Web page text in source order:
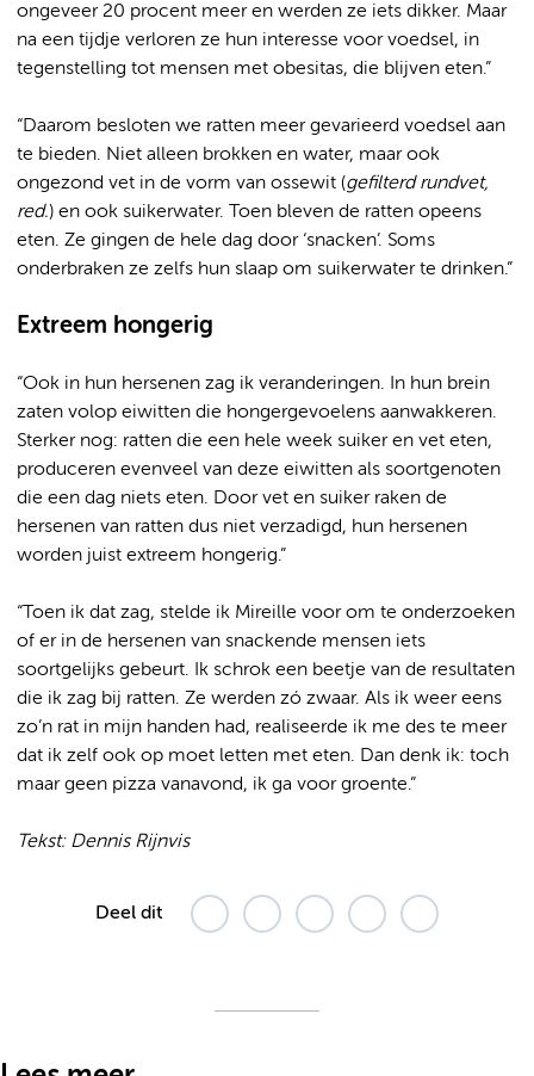
ongeveer 20 procent meer en werden ze iets dikker. Maar
na een tijdje verloren ze hun interesse voor voedsel, in
tegenstelling tot mensen met obesitas, die blijven eten.”
“Daarom besloten we ratten meer gevarieerd voedsel aan
te bieden. Niet alleen brokken en water, maar ook
ongezond vet in de vorm van ossewit (gefilterd rundvet,
red.) en ook suikerwater. Toen bleven de ratten opeens
eten. Ze gingen de hele dag door ‘snacken’. Soms
onderbraken ze zelfs hun slaap om suikerwater te drinken.”
Extreem hongerig
“Ook in hun hersenen zag ik veranderingen. In hun brein
zaten volop eiwitten die hongergevoelens aanwakkeren.
Sterker nog: ratten die een hele week suiker en vet eten,
produceren evenveel van deze eiwitten als soortgenoten
die een dag niets eten. Door vet en suiker raken de
hersenen van ratten dus niet verzadigd, hun hersenen
worden juist extreem hongerig.”
“Toen ik dat zag, stelde ik Mireille voor om te onderzoeken
of er in de hersenen van snackende mensen iets
soortgelijks gebeurt. Ik schrok een beetje van de resultaten
die ik zag bij ratten. Ze werden zó zwaar. Als ik weer eens
zo’n rat in mijn handen had, realiseerde ik me des te meer
dat ik zelf ook op moet letten met eten. Dan denk ik: toch
maar geen pizza vanavond, ik ga voor groente.”
Tekst: Dennis Rijnvis
Deel dit